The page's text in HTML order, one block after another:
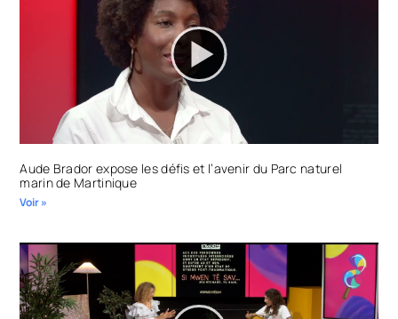
Aude Brador expose les défis et l’avenir du Parc naturel
marin de Martinique
Voir »